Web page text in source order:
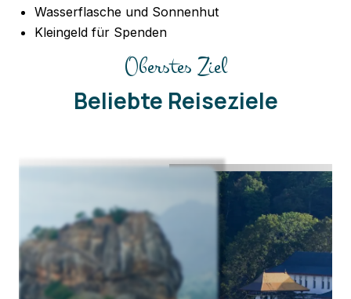
Wasserflasche und Sonnenhut
Kleingeld für Spenden
Oberstes Ziel
Beliebte Reiseziele